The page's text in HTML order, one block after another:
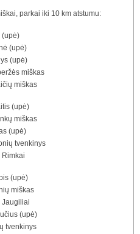
parkai iki 10 km atstumu:
(upė)
(upė)
(upė)
miškas
miškas
(upė)
miškas
(upė)
tvenkinys
Rimkai
(upė)
miškas
Jaugiliai
(upė)
tvenkinys